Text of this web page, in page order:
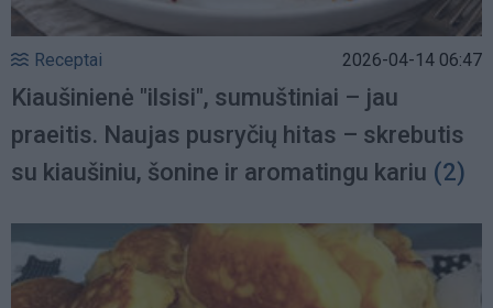
Receptai 2026-04-14 06:47
Kiaušinienė "ilsisi", sumuštiniai – jau
praeitis. Naujas pusryčių hitas – skrebutis
su kiaušiniu, šonine ir aromatingu kariu (2)